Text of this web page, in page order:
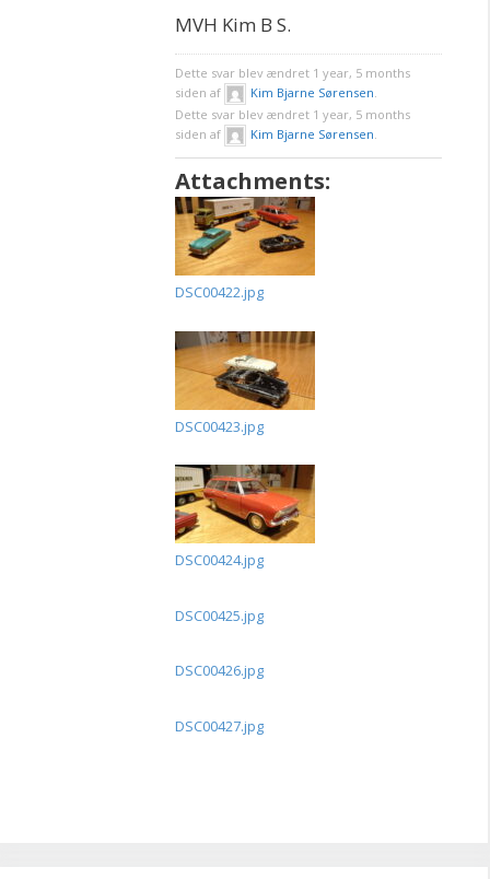
MVH Kim B S.
Dette svar blev ændret 1 year, 5 months
siden af
Kim Bjarne Sørensen.
Dette svar blev ændret 1 year, 5 months
siden af
Kim Bjarne Sørensen.
Attachments:
DSC00422.jpg
DSC00423.jpg
DSC00424.jpg
DSC00425.jpg
DSC00426.jpg
DSC00427.jpg